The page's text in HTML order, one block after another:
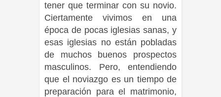
tener que terminar con su novio.
Ciertamente vivimos en una
época de pocas iglesias sanas, y
esas iglesias no están pobladas
de muchos buenos prospectos
masculinos. Pero, entendiendo
que el noviazgo es un tiempo de
preparación para el matrimonio,